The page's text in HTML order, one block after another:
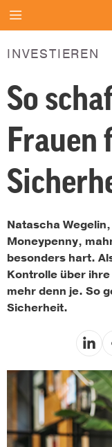
INVESTIEREN
So
Frauen
Natascha
Moneypenny,
besonders hart.
Kontrolle über
mehr denn je. So
Sicherheit.